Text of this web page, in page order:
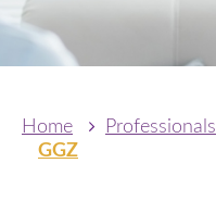
Home Professionals
GGZ